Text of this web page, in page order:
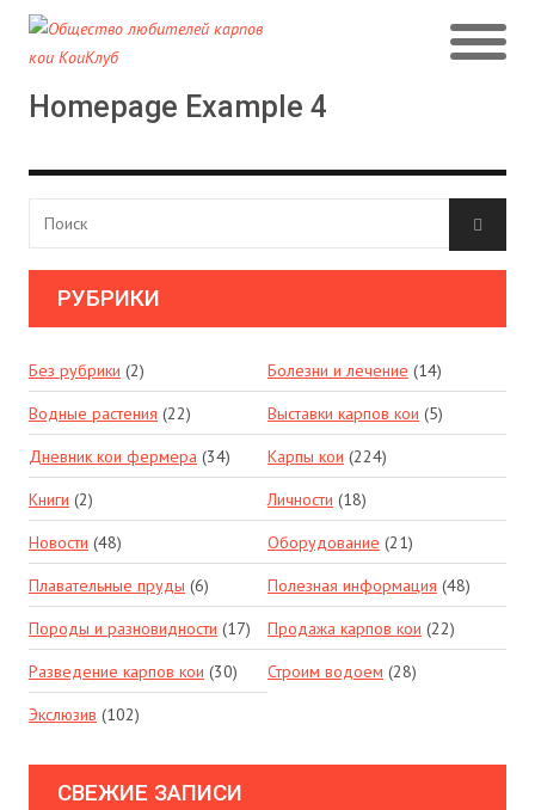
Homepage Example 4
РУБРИКИ
Без рубрики (2) Болезни и лечение (14)
Водные растения (22) Выставки карпов кои (5)
Дневник кои фермера (34) Карпы кои (224)
Книги (2) Личности (18)
Новости (48) Оборудование (21)
Плавательные пруды (6) Полезная информация (48)
Породы и разновидности (17) Продажа карпов кои (22)
Разведение карпов кои (30) Строим водоем (28)
Экслюзив (102)
СВЕЖИЕ ЗАПИСИ